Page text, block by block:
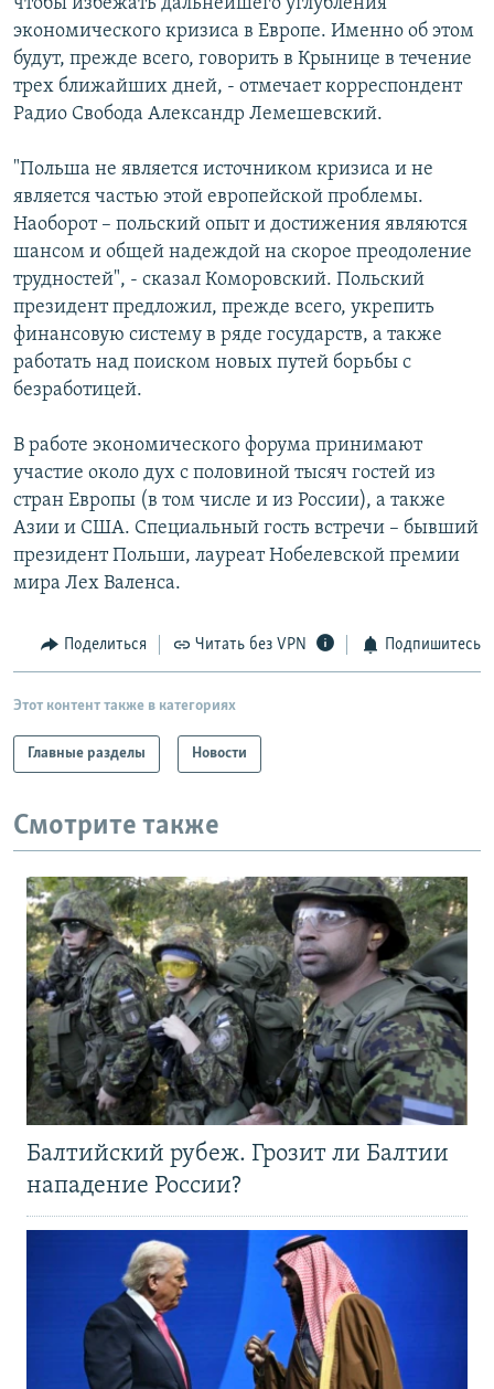
Все сайты РСЕ/РС
экономического кризиса в Европе. Именно об этом
будут, прежде всего, говорить в Крынице в течение
трех ближайших дней, - отмечает корреспондент
Радио Свобода Александр Лемешевский.
"Польша не является источником кризиса и не
является частью этой европейской проблемы.
Наоборот – польский опыт и достижения являются
шансом и общей надеждой на скорое преодоление
трудностей", - сказал Коморовский. Польский
президент предложил, прежде всего, укрепить
финансовую систему в ряде государств, а также
работать над поиском новых путей борьбы с
безработицей.
В работе экономического форума принимают
участие около дух с половиной тысяч гостей из
стран Европы (в том числе и из России), а также
Азии и США. Специальный гость встречи – бывший
президент Польши, лауреат Нобелевской премии
мира Лех Валенса.
Поделиться Читать без VPN Подпишитесь
Этот контент также в категориях
Главные разделы Новости
Смотрите также
Балтийский рубеж. Грозит ли Балтии
нападение России?